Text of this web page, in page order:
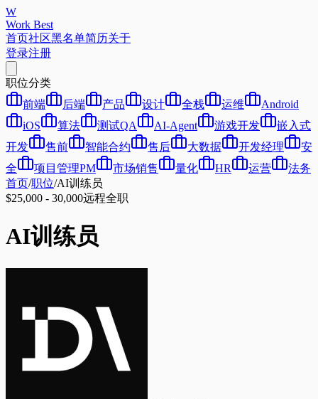
W
Work Best
首页社区黑名单简历关于
登录注册
职位分类
前端
后端 产品 设计 全栈 运维
Android
iOS
算法 测试QA AI-Agent 游戏开发
嵌入式
开发
售前 智能合约 售后 大数据 开发经理
安
全
项目管理PM 市场销售 量化 HR 运营
法务
首页/职位/AI训练员
$25,000 - 30,000远程全职
AI训练员